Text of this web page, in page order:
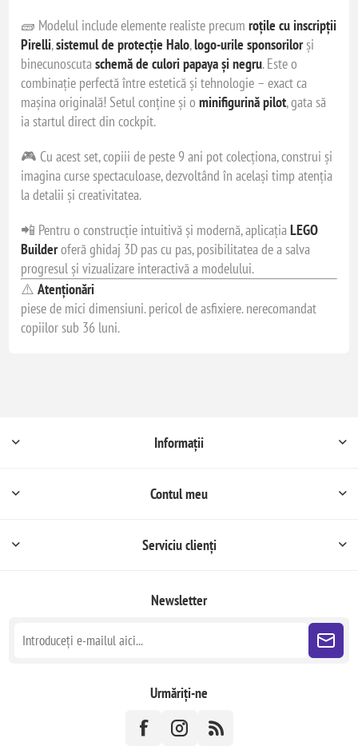
🧱 Modelul include elemente realiste precumroțile cu inscripții
Pirelli,sistemul de protecție Halo,logo-urile sponsorilorși
binecunoscutaschemă de culori papaya și negru. Este o
combinație perfectă între estetică și tehnologie – exact ca
mașina originală! Setul conține și ominifigurină pilot, gata să
ia startul direct din cockpit.
🎮 Cu acest set, copiii de peste 9 ani pot colecționa, construi și
imagina curse spectaculoase, dezvoltând în același timp atenția
la detalii și creativitatea.
📲 Pentru o construcție intuitivă și modernă, aplicațiaLEGO
Builderoferă ghidaj 3D pas cu pas, posibilitatea de a salva
progresul și vizualizare interactivă a modelului.
⚠️Atenționări
piese de mici dimensiuni. pericol de asfixiere. nerecomandat
copiilor sub 36 luni.
Informații
Contul meu
Serviciu clienți
Newsletter
Urmăriți-ne